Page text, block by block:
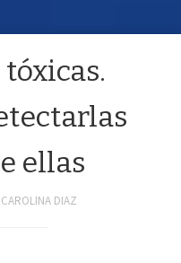
ellas
CAROLINA DIAZ